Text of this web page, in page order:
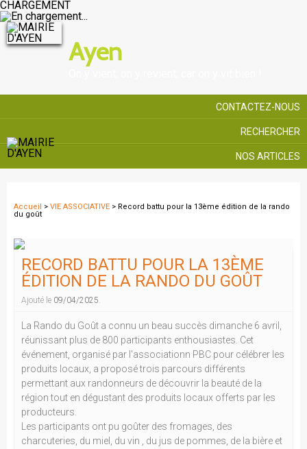
CHARGEMENT
Ayen
CONTACTEZ-NOUS
RECHERCHER
NOS ARTICLES
Accueil > VIE ASSOCIATIVE > Record battu pour la 13ème édition de la rando
du goût
RECORD BATTU POUR LA 13ÈME
ÉDITION DE LA RANDO DU GOÛT
Ajouté le 09/04/2025.
La Rando du Goût a connu un beau succès dimanche 6 avril,
réunissant plus de 800 participants enthousiastes. Cet
événement, organisé par l'associationn PBC pour célébrer les
produits locaux, a proposé trois parcours différents
permettant aux randonneurs de découvrir la beauté de la
région tout en dégustant des produits locaux offerts par les
producteurs.
Les participants ont pu goûter des fromages, des
charcuteries, du miel, du vin , du jus de pommes, de la bière et